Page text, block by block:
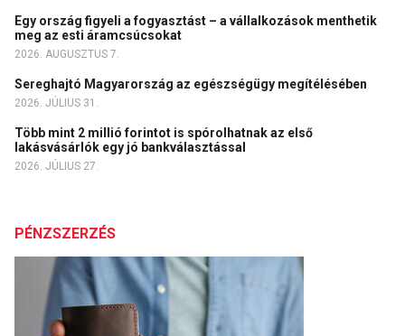
Egy ország figyeli a fogyasztást – a vállalkozások menthetik
meg az esti áramcsúcsokat
2026. AUGUSZTUS 7.
Sereghajtó Magyarország az egészségügy megítélésében
2026. JÚLIUS 31.
Több mint 2 millió forintot is spórolhatnak az első
lakásvásárlók egy jó bankválasztással
2026. JÚLIUS 27.
PÉNZSZERZÉS